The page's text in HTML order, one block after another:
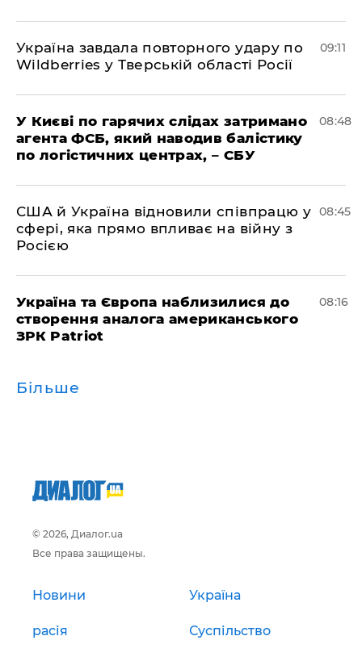
Україна завдала повторного удару по
Wildberries у Тверській області Росії
09:11
У Києві по гарячих слідах затримано
агента ФСБ, який наводив балістику
по логістичних центрах, – СБУ
08:48
США й Україна відновили співпрацю у
сфері, яка прямо впливає на війну з
Росією
08:45
Україна та Європа наблизилися до
створення аналога американського
ЗРК Patriot
08:16
Більше
© 2026, Диалог.ua
Все права защищены.
Новини Україна
расія Суспільство